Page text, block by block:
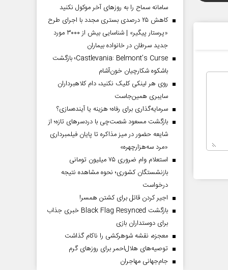
سامانه سماح را به روز‌های آخر موکول نکنید
کاهش ۲۵ درصدی بستری مجدد با اجرای طرح
«پرستار پیگیر» | شناسایی بیش از ۳۰۰۰ مورد
جدید سرطان در خانواده بیماران
Castlevania: Belmont’s Curse؛ بازگشت
باشکوه شکارچیان خون‌آشام
روی هر لینکی کلیک نکنید، دام کلاهبرداران
سایبری همین‌جاست
سرمایه‌گذاری برای رفاه؛ هزینه یا آینده‌سازی؟
بازگشت مسعود شصت‌چی با دردسر‌های تازه؛ از
شایعه حضور در میز مذاکره تا پایان فیلمبرداری
«مرد سه‌هزارچهره»
استعلام وام ضروری ۷۵ میلیون تومانی
بازنشستگان کشوری؛ نحوه مشاهده نتیجه
درخواست
اجیر کردن قاتل برای کشتن همسر!
بازگشت Black Flag Resynced خبری جذاب
برای دوستداران بازی
معجزه، نقشه شوهرکشی را ناکام گذاشت
توصیه‌های هلال‌احمر برای روز‌های گرم
جام‌جهانی مهاجران